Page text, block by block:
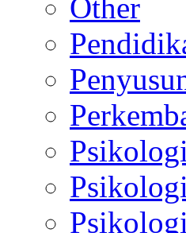
Other